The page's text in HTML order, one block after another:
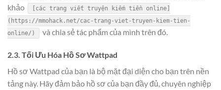
khảo
[các trang viết truyện kiếm tiền online]
(https://mmohack.net/cac-trang-viet-truyen-kiem-tien-
online/)
và chia sẻ tác phẩm của mình trên đó.
2.3. Tối Ưu Hóa Hồ Sơ Wattpad
Hồ sơ Wattpad của bạn là bộ mặt đại diện cho bạn trên nền
tảng này. Hãy đảm bảo hồ sơ của bạn đầy đủ, chuyên nghiệp